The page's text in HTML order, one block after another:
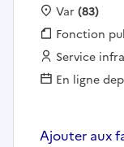
Localisation :
Var (83)
Fonction
Fonction
Employeur :
Service
En ligne
Ajouter aux